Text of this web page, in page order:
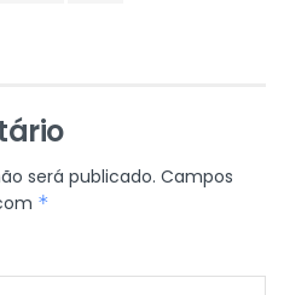
será publicado. Campos
*